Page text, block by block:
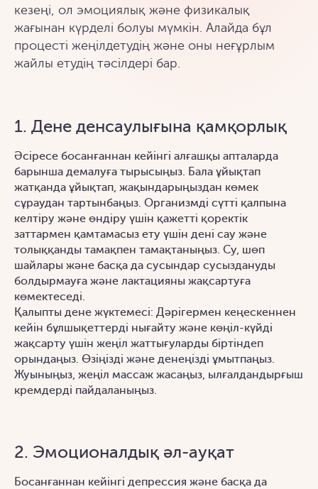
кезеңі, ол эмоциялық және физикалық
жағынан күрделі болуы мүмкін. Алайда бұл
процесті жеңілдетудің және оны неғұрлым
жайлы етудің тәсілдері бар.
1. Дене денсаулығына қамқорлық
Әсіресе босанғаннан кейінгі алғашқы апталарда
барынша демалуға тырысыңыз. Бала ұйықтап
жатқанда ұйықтап, жақындарыңыздан көмек
сұраудан тартынбаңыз. Организмді сүтті қалпына
келтіру және өндіру үшін қажетті қоректік
заттармен қамтамасыз ету үшін дені сау және
толыққанды тамақпен тамақтаныңыз. Су, шөп
шайлары және басқа да сусындар сусыздануды
болдырмауға және лактацияны жақсартуға
көмектеседі.
Қалыпты дене жүктемесі: Дәрігермен кеңескеннен
кейін бұлшықеттерді нығайту және көңіл-күйді
жақсарту үшін жеңіл жаттығуларды біртіндеп
орындаңыз. Өзіңізді және денеңізді ұмытпаңыз.
Жуыныңыз, жеңіл массаж жасаңыз, ылғалдандырғыш
кремдерді пайдаланыңыз.
2. Эмоционалдық әл-ауқат
Босанғаннан кейінгі депрессия және басқа да